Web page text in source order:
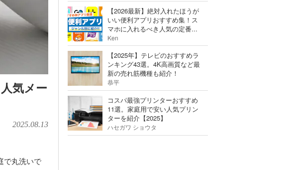
気メー
2025.08.13
で丸洗いで
【2026最新】絶対入れたほうが
いい便利アプリおすすめ集！ス
マホに入れるべき人気の定番...
Ken
【2025年】テレビのおすすめラ
ンキング43選。4K高画質など最
新の売れ筋機種も紹介！
恭平
コスパ最強プリンターおすすめ
11選。家庭用で安い人気プリン
ターを紹介【2025】
ハセガワ ショウタ